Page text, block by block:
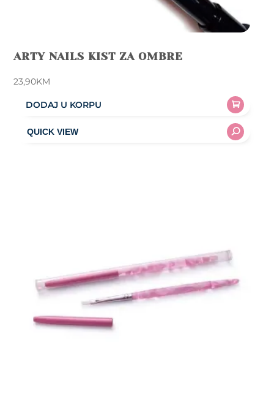
ARTY NAILS KIST ZA OMBRE
23,90KM
DODAJ U KORPU